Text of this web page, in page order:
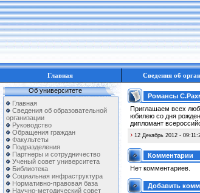
Главная Сведения об
Об университете
Главная
Сведения об образовательной
организации
Руководство
Обращения граждан
Факультеты
Подразделения
Партнеры и сотрудничество
Ученый совет университета
Библиотека
Социальная инфраструктура
Нормативно-правовая база
Научно-методический совет
Романсы
Приглашаем всех
юбилею со дня
дипломант
12 Декабрь 2012 -
Комментарии
Нет комментариев.
Добавить